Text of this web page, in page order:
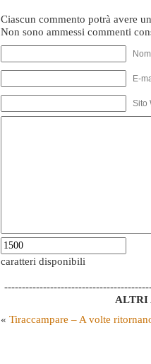
Ciascun commento potrà avere
Non sono ammessi commenti
E-
Sito
caratteri disponibili
ALTRI
« Tiraccampare – A volte